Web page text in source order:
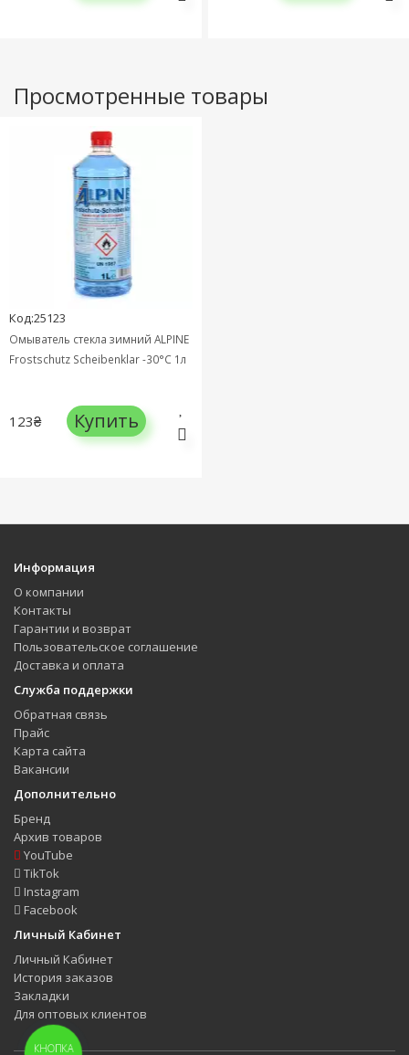
Просмотренные товары
Код:25123
Омыватель стекла зимний ALPINE
Frostschutz Scheibenklar -30°C 1л
123₴ Купить
Информация
О компании
Контакты
Гарантии и возврат
Пользовательское соглашение
Доставка и оплата
Служба поддержки
Обратная связь
Прайс
Карта сайта
Вакансии
Дополнительно
Бренд
Архив товаров
YouTube
TikTok
Instagram
Facebook
Личный Кабинет
Личный Кабинет
История заказов
Закладки
Для оптовых клиентов
КНОПКА